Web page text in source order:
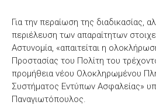
Για την περαίωση της διαδικασίας,
περιέλευση των απαραίτητων
Αστυνομία, «απαιτείται η
Προστασίας του Πολίτη του
προμήθεια νέου Ολοκληρωμένου
Συστήματος Εντύπων Ασφαλείας»
Παναγιωτόπουλος.